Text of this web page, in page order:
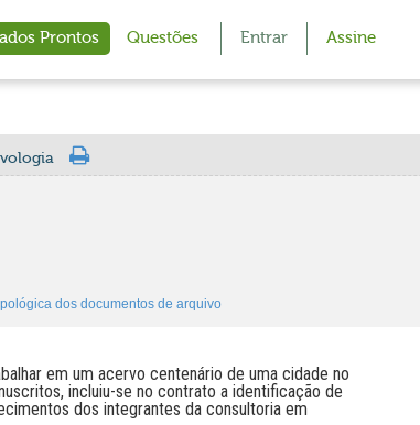
Prontos Questões Entrar Assine
dos documentos de arquivo
em um acervo centenário de uma cidade no
incluiu-se no contrato a identificação de
dos integrantes da consultoria em